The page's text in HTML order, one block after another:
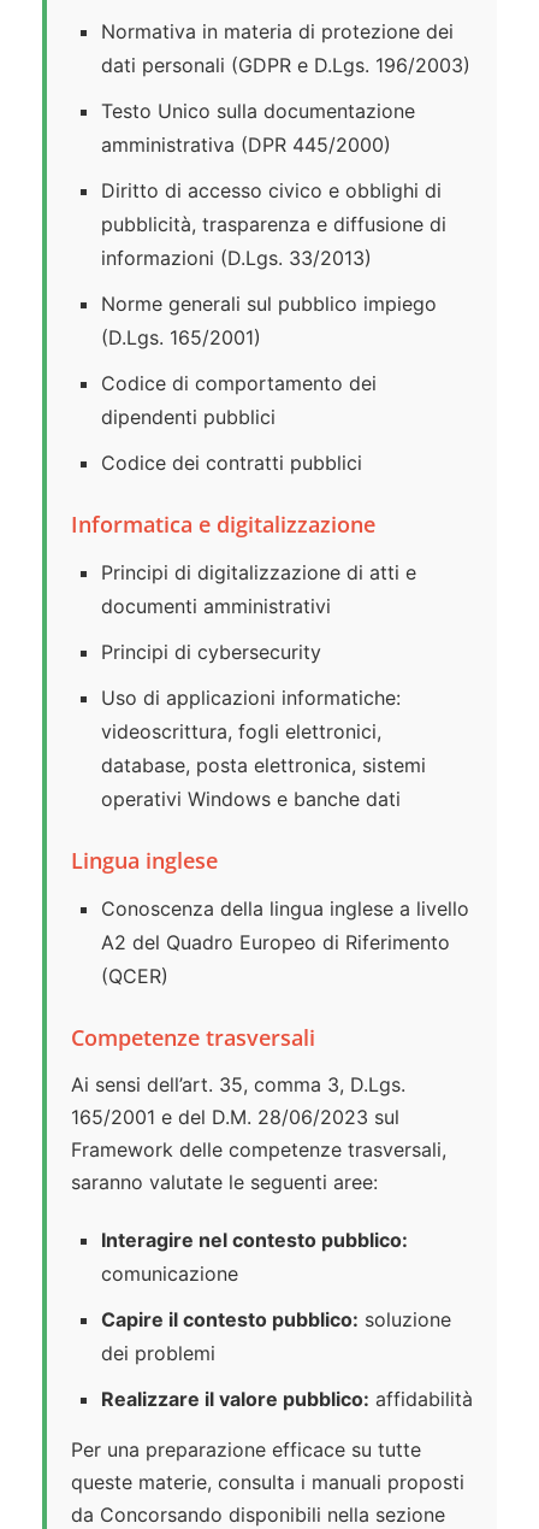
Normativa in materia di protezione dei
dati personali (GDPR e D.Lgs. 196/2003)
Testo Unico sulla documentazione
amministrativa (DPR 445/2000)
Diritto di accesso civico e obblighi di
pubblicità, trasparenza e diffusione di
informazioni (D.Lgs. 33/2013)
Norme generali sul pubblico impiego
(D.Lgs. 165/2001)
Codice di comportamento dei
dipendenti pubblici
Codice dei contratti pubblici
Informatica e digitalizzazione
Principi di digitalizzazione di atti e
documenti amministrativi
Principi di cybersecurity
Uso di applicazioni informatiche:
videoscrittura, fogli elettronici,
database, posta elettronica, sistemi
operativi Windows e banche dati
Lingua inglese
Conoscenza della lingua inglese a livello
A2 del Quadro Europeo di Riferimento
(QCER)
Competenze trasversali
Ai sensi dell’art. 35, comma 3, D.Lgs.
165/2001 e del D.M. 28/06/2023 sul
Framework delle competenze trasversali,
saranno valutate le seguenti aree:
Interagire nel contesto pubblico:
comunicazione
Capire il contesto pubblico: soluzione
dei problemi
Realizzare il valore pubblico: affidabilità
Per una preparazione efficace su tutte
queste materie, consulta i manuali proposti
da Concorsando disponibili nella sezione